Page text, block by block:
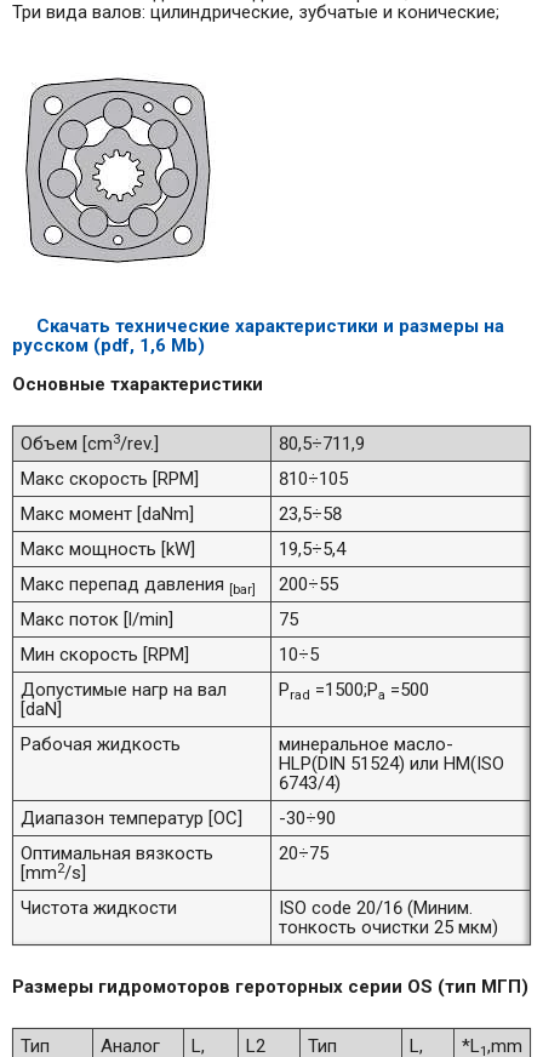
Три вида валов: цилиндрические, зубчатые и конические;
Скачать технические характеристики и размеры на
русском (pdf, 1,6 Mb)
Основные тхарактеристики
Объем [cm3/rev.]
80,5÷711,9
Макс скорость [RPM]
810÷105
Макс момент [daNm]
23,5÷58
Макс мощность [kW]
19,5÷5,4
Макс перепад давления [bar]
200÷55
Макс поток [l/min]
75
Мин скорость [RPM]
10÷5
Допустимые нагр на вал
[daN]
Prad =1500;Pa =500
Рабочая жидкость
минеральное масло-
HLP(DIN 51524) или HM(ISO
6743/4)
Диапазон температур [OC]
-30÷90
Оптимальная вязкость
[mm2/s]
20÷75
Чистота жидкости
ISO code 20/16 (Миним.
тонкость очистки 25 мкм)
Размеры гидромоторов героторных серии OS (тип МГП)
Тип Аналог
L,
L2
Тип
L,
*L1,mm